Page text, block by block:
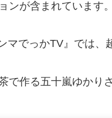
ンが含まれています
マでっかTV』では
で作る五十嵐ゆかり